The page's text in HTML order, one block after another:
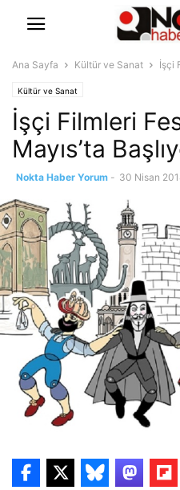
Ana Sayfa Kültür ve Sanat İşçi
Kültür ve Sanat
İşçi Filmleri
Mayıs’ta
Nokta Haber Yorum - 30 Nisan